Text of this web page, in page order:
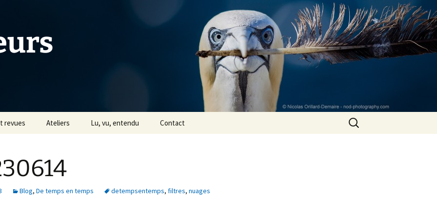
revues Ateliers
Avec Céline Jentzsch
Historique
Lu, vu, entendu Contact
Rechercher :
Blog, De temps en temps detempsentemps, filtres, nuages